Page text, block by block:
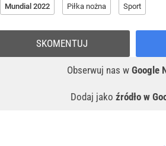
Mundial 2022 Piłka nożna Sport
Obserwuj nas w Google
Dodaj jako źródło w
SKOMENTUJ